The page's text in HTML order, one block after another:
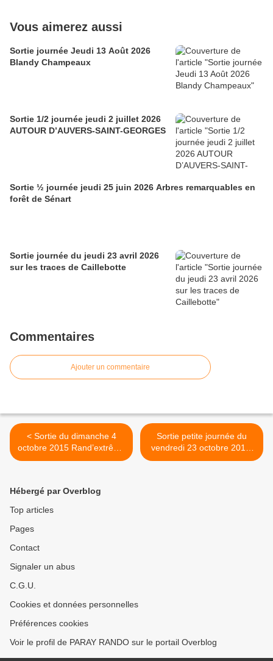
Vous aimerez aussi
Sortie journée Jeudi 13 Août 2026
Blandy Champeaux
Sortie 1/2 journée jeudi 2 juillet 2026
AUTOUR D’AUVERS-SAINT-GEORGES
Sortie ½ journée jeudi 25 juin 2026 Arbres remarquables en
forêt de Sénart
Sortie journée du jeudi 23 avril 2026
sur les traces de Caillebotte
Commentaires
Ajouter un commentaire
< Sortie du dimanche 4
octobre 2015 Rand’extrême
CDRP91 à Gometz le
Sortie petite journée du
vendredi 23 octobre 2015 ​​​​​​​
Forêt de Verrières le
Hébergé par Overblog
Top articles
Pages
Contact
Signaler un abus
C.G.U.
Cookies et données personnelles
Préférences cookies
Voir le profil de PARAY RANDO sur le portail Overblog